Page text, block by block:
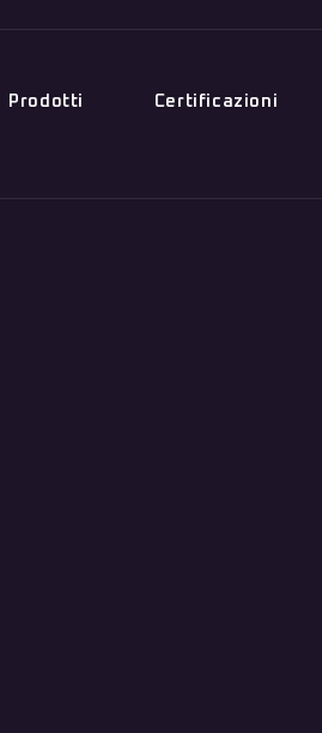
Prodotti Certificazioni